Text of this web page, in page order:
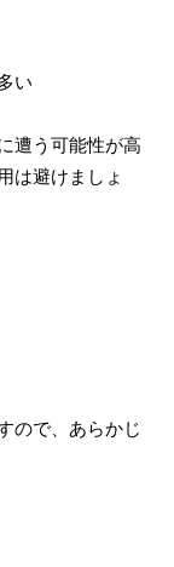
い
遭う可能性が高
は避けましょ
ので、あらかじ